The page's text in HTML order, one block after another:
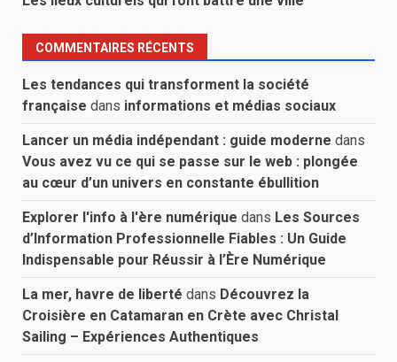
COMMENTAIRES RÉCENTS
Les tendances qui transforment la société
française dans informations et médias sociaux
Lancer un média indépendant : guide moderne dans
Vous avez vu ce qui se passe sur le web : plongée
au cœur d’un univers en constante ébullition
Explorer l'info à l'ère numérique dans Les Sources
d’Information Professionnelle Fiables : Un Guide
Indispensable pour Réussir à l’Ère Numérique
La mer, havre de liberté dans Découvrez la
Croisière en Catamaran en Crète avec Christal
Sailing – Expériences Authentiques